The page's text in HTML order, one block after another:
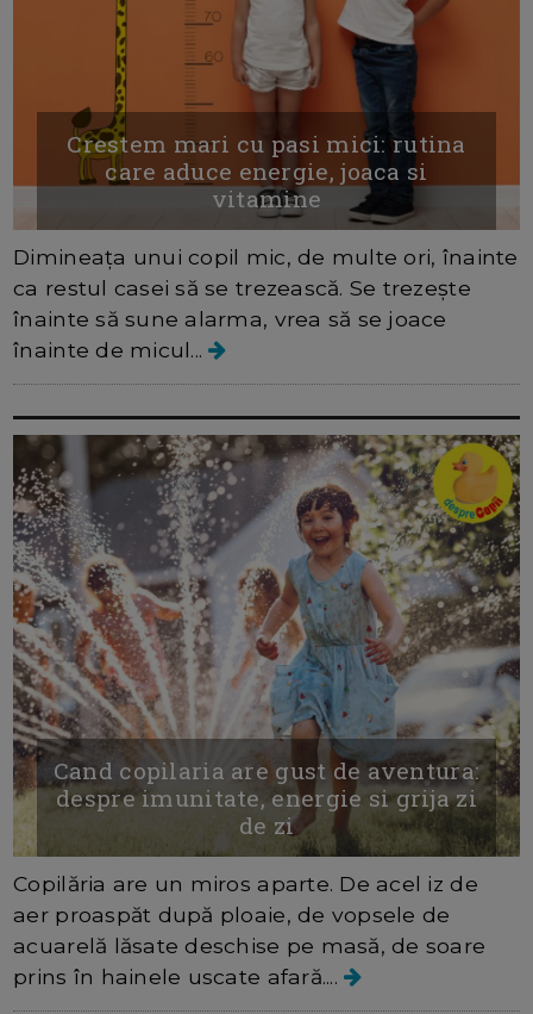
Crestem mari cu pasi mici: rutina
care aduce energie, joaca si
vitamine
Dimineața unui copil mic, de multe ori, înainte
ca restul casei să se trezească. Se trezește
înainte să sune alarma, vrea să se joace
înainte de micul...
Cand copilaria are gust de aventura:
despre imunitate, energie si grija zi
de zi
Copilăria are un miros aparte. De acel iz de
aer proaspăt după ploaie, de vopsele de
acuarelă lăsate deschise pe masă, de soare
prins în hainele uscate afară....